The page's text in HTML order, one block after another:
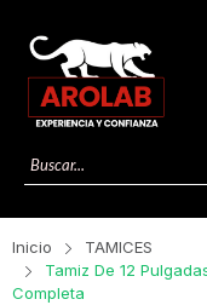
Inicio
TAMICES
Tamiz De 12
Completa